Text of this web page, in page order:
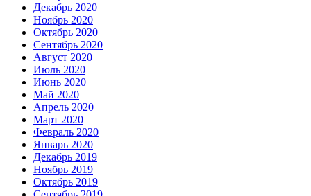
Декабрь 2020
Ноябрь 2020
Октябрь 2020
Сентябрь 2020
Август 2020
Июль 2020
Июнь 2020
Май 2020
Апрель 2020
Март 2020
Февраль 2020
Январь 2020
Декабрь 2019
Ноябрь 2019
Октябрь 2019